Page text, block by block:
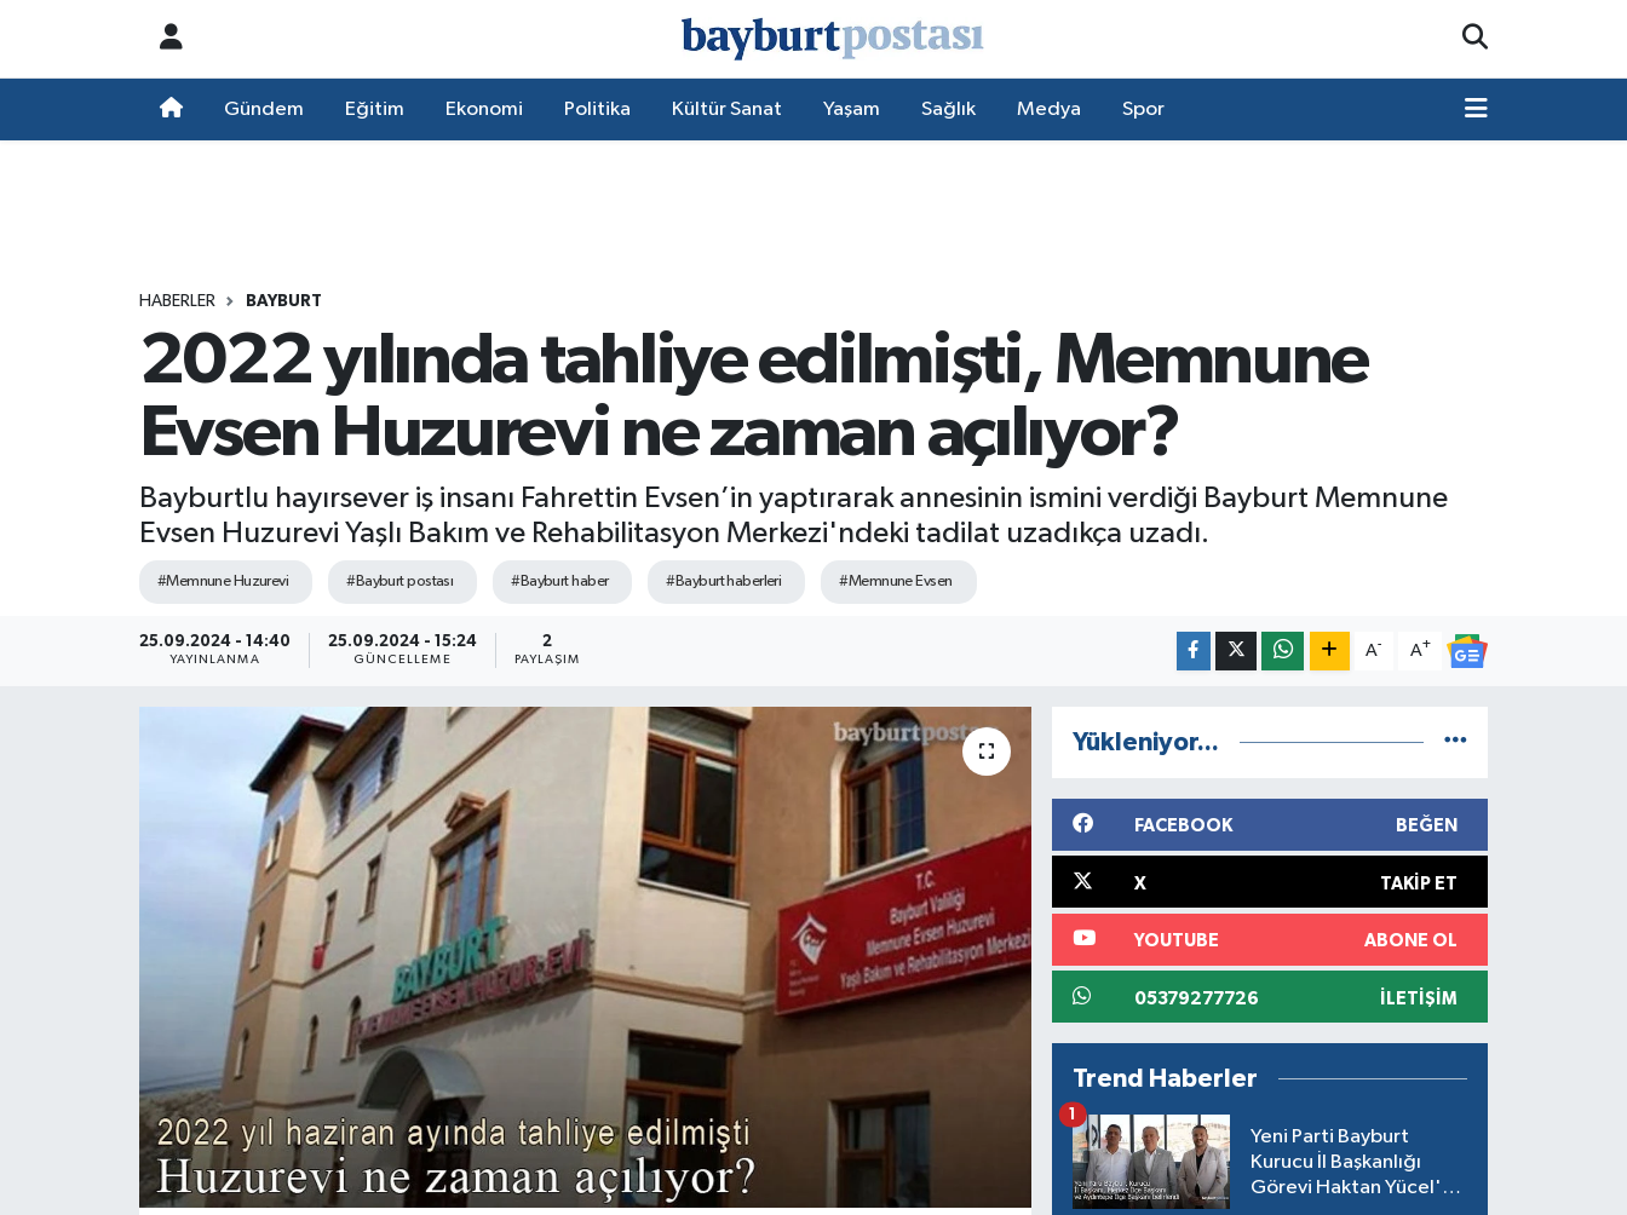
Gündem Eğitim Ekonomi Politika Kültür Sanat Yaşam Sağlık Medya Spor
HABERLER BAYBURT
2022 yılında tahliye edilmişti, Memnune
Evsen Huzurevi ne zaman açılıyor?
Bayburtlu hayırsever iş insanı Fahrettin Evsen’in yaptırarak annesinin ismini verdiği Bayburt Memnune
Evsen Huzurevi Yaşlı Bakım ve Rehabilitasyon Merkezi'ndeki tadilat uzadıkça uzadı.
#Memnune Huzurevi #Bayburt postası #Bayburt haber #Bayburt haberleri #Memnune Evsen
25.09.2024 - 14:40
YAYINLANMA
25.09.2024 - 15:24
GÜNCELLEME
2
PAYLAŞIM
A- A+
Yükleniyor...
FACEBOOK BEĞEN
X TAKIP ET
YOUTUBE ABONE OL
05379277726 İLETIŞIM
Trend Haberler
Yeni Parti Bayburt
Kurucu İl Başkanlığı
Görevi Haktan Yücel'e
1
Süper Lig Puan Durumu ve Fikstür
Son Dakika Haberleri
Haber Arşivi